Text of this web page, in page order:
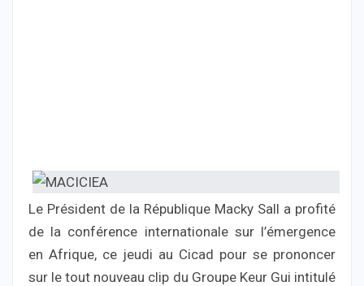
Le Président de la République Macky Sall a profité
de la conférence internationale sur l’émergence
en Afrique, ce jeudi au Cicad pour se prononcer
sur le tout nouveau clip du Groupe Keur Gui intitulé